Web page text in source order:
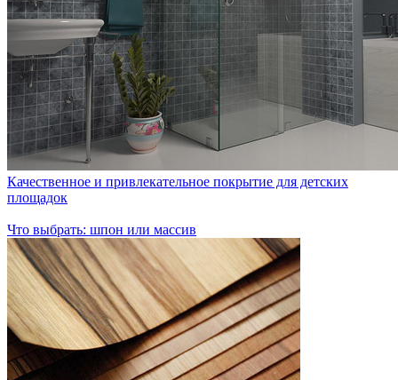
Качественное и привлекательное покрытие для детских
площадок
Что выбрать: шпон или массив